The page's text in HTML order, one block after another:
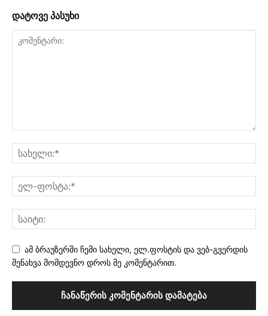
დატოვე პასუხი
ამ ბრაუზერში ჩემი სახელი, ელ.ფოსტის და ვებ-გვერდის
შენახვა მომდევნო დროს მე კომენტარით.